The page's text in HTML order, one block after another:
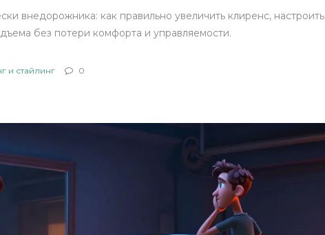
внедорожника: как правильно увеличить клиренс, настроить
без потери комфорта и управляемости.
и стайлинг 0